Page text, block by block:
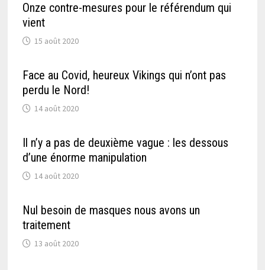
Onze contre-mesures pour le référendum qui
vient
15 août 2020
Face au Covid, heureux Vikings qui n’ont pas
perdu le Nord!
14 août 2020
Il n’y a pas de deuxième vague : les dessous
d’une énorme manipulation
14 août 2020
Nul besoin de masques nous avons un
traitement
13 août 2020